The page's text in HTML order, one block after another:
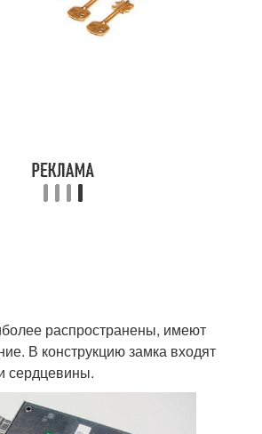
распространены, имеют
В конструкцию замка входят
сердцевины.